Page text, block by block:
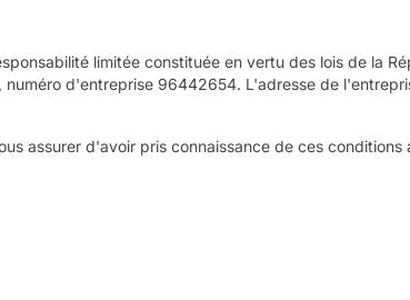
limitée constituée en vertu des lois de la
d'entreprise 96442654. L'adresse de
assurer d'avoir pris connaissance de ces